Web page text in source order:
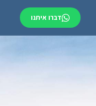
דברו איתנו